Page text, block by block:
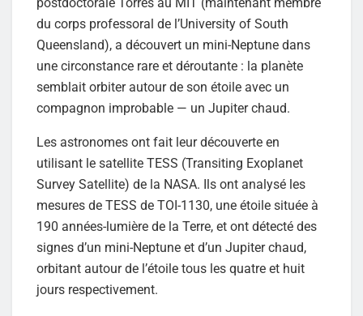
postdoctorale Torres au MIT (maintenant membre
du corps professoral de l’University of South
Queensland), a découvert un mini-Neptune dans
une circonstance rare et déroutante : la planète
semblait orbiter autour de son étoile avec un
compagnon improbable — un Jupiter chaud.
Les astronomes ont fait leur découverte en
utilisant le satellite TESS (Transiting Exoplanet
Survey Satellite) de la NASA. Ils ont analysé les
mesures de TESS de TOI-1130, une étoile située à
190 années-lumière de la Terre, et ont détecté des
signes d’un mini-Neptune et d’un Jupiter chaud,
orbitant autour de l’étoile tous les quatre et huit
jours respectivement.